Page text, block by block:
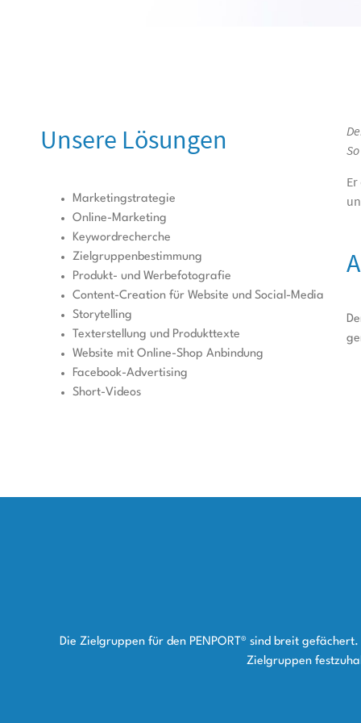
Unsere Lösungen
Marketingstrategie
Online-Marketing
Keywordrecherche
Zielgruppenbestimmung
Produkt- und Werbefotografie
Content-Creation für Website und Social-Media
Storytelling
Texterstellung und Produkttexte
Website mit Online-Shop Anbindung
Facebook-Advertising
Short-Videos
Die Zielgruppen für den PENPORT® sind breit
Zielgruppen